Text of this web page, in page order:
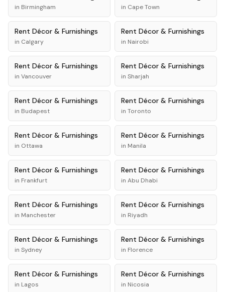
in Birmingham in Cape Town
Rent Décor & Furnishings
in Calgary
Rent Décor & Furnishings
in Nairobi
Rent Décor & Furnishings
in Vancouver
Rent Décor & Furnishings
in Sharjah
Rent Décor & Furnishings
in Budapest
Rent Décor & Furnishings
in Toronto
Rent Décor & Furnishings
in Ottawa
Rent Décor & Furnishings
in Manila
Rent Décor & Furnishings
in Frankfurt
Rent Décor & Furnishings
in Abu Dhabi
Rent Décor & Furnishings
in Manchester
Rent Décor & Furnishings
in Riyadh
Rent Décor & Furnishings
in Sydney
Rent Décor & Furnishings
in Florence
Rent Décor & Furnishings
in Lagos
Rent Décor & Furnishings
in Nicosia